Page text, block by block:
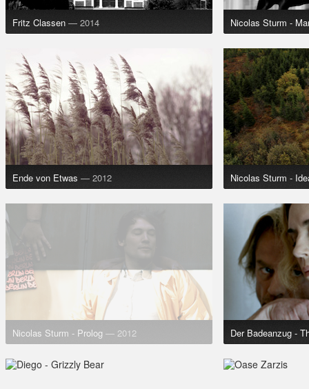
Fritz Classen — 2014 Nicolas Sturm -
Ende von Etwas — 2012 Nicolas Sturm -
Nicolas Sturm - Prolog — 2012 Der Badeanzug -